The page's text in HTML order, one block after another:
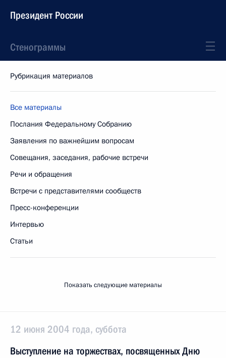
Президент России
Стенограммы
Рубрикация материалов
Все материалы
Послания Федеральному Собранию
Заявления по важнейшим вопросам
Совещания, заседания, рабочие встречи
Речи и обращения
Встречи с представителями сообществ
Пресс-конференции
Интервью
Статьи
Показать следующие материалы
12 июня 2004 года, суббота
Выступление на торжествах, посвященных Дню